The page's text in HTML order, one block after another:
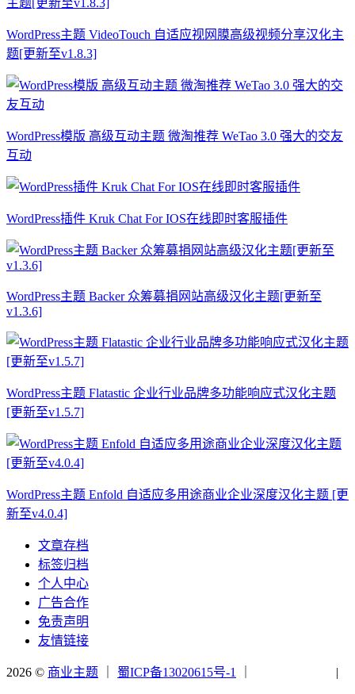
WordPress主题 VideoTouch 自适应视网膜高级视频分享汉化主
题[更新至v1.8.3]
WordPress模版 高级互动主题 微淘推荐 WeTao 3.0 强大的交友
互动
WordPress插件 Kruk Chat For IOS在线即时客服插件
WordPress主题 Backer 众筹募捐网站高级汉化主题[更新至
v1.3.6]
WordPress主题 Flatastic 企业行业品牌多功能响应式汉化主题
[更新至v1.5.7]
WordPress主题 Enfold 自适应多用途商业企业深度汉化主题 [更
新至v4.0.4]
文章存档
标签归档
个人中心
广告合作
免责声明
友情链接
2026 © 商业主题 蜀ICP备13020615号-1 |